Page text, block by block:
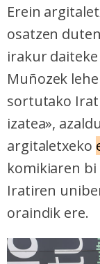
Erein
osatzen
irakur
Muñozek
sortutako
izatea»,
argitaletxeko
komikiaren bi
Iratiren
oraindik ere.